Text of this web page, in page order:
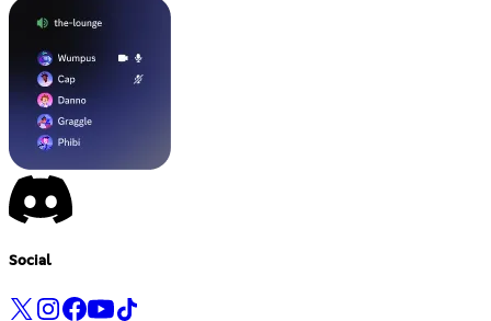
Social